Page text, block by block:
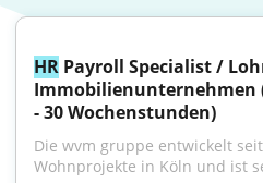
HR Payroll Specialist /
Immobilienunternehmen
- 30 Wochenstunden)
Die wvm gruppe entwickelt
Wohnprojekte in Köln und ist